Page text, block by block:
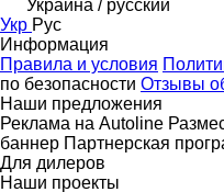
Украина / русский
Укр Рус
Информация
Правила и условия
по безопасности Отзывы
Наши предложения
Реклама на Autoline
баннер Партнерская
Для дилеров
Наши проекты